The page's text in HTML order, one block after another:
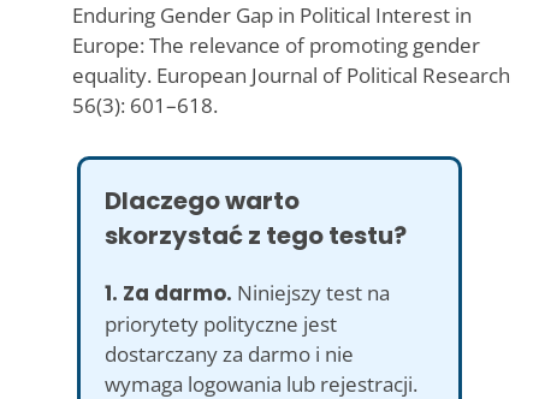
Enduring Gender Gap in Political Interest in
Europe: The relevance of promoting gender
equality. European Journal of Political Research
56(3): 601–618.
Dlaczego warto
skorzystać z tego testu?
1. Za darmo. Niniejszy test na
priorytety polityczne jest
dostarczany za darmo i nie
wymaga logowania lub rejestracji.